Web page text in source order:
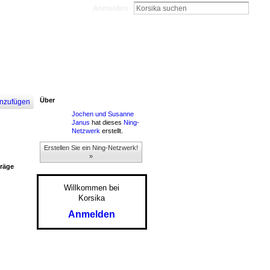
Über
Jochen und Susanne
Janus hat dieses Ning-
Netzwerk erstellt.
Erstellen Sie ein Ning-Netzwerk!
»
Willkommen bei
Korsika
Anmelden